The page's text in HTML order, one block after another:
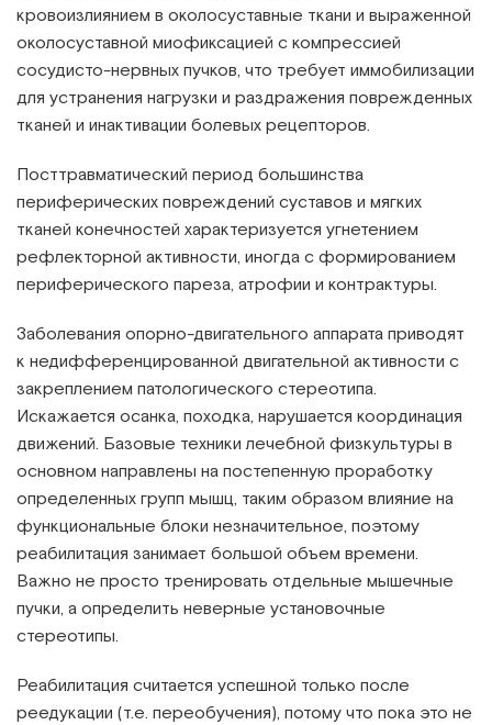
кровоизлиянием в околосуставные ткани и выраженной
околосуставной миофиксацией с компрессией
сосудисто-нервных пучков, что требует иммобилизации
для устранения нагрузки и раздражения поврежденных
тканей и инактивации болевых рецепторов.
Посттравматический период большинства
периферических повреждений суставов и мягких
тканей конечностей характеризуется угнетением
рефлекторной активности, иногда с формированием
периферического пареза, атрофии и контрактуры.
Заболевания опорно-двигательного аппарата приводят
к недифференцированной двигательной активности с
закреплением патологического стереотипа.
Искажается осанка, походка, нарушается координация
движений. Базовые техники лечебной физкультуры в
основном направлены на постепенную проработку
определенных групп мышц, таким образом влияние на
функциональные блоки незначительное, поэтому
реабилитация занимает большой объем времени.
Важно не просто тренировать отдельные мышечные
пучки, а определить неверные установочные
стереотипы.
Реабилитация считается успешной только после
реедукации (т.е. переобучения), потому что пока это не